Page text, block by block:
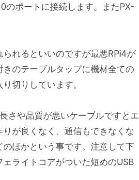
のポートに接続します。またPX-
れるといいのですが最悪RPi4が
のテーブルタップに機材全ての
切りしています。
さや品質が悪いケーブルですとエ
が良くなく、通信もできなくな
ほかという事です。注意して下
ライトコアがついた短めのUSB